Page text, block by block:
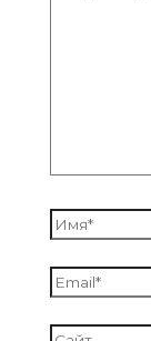
Имя*
Email*
Сайт